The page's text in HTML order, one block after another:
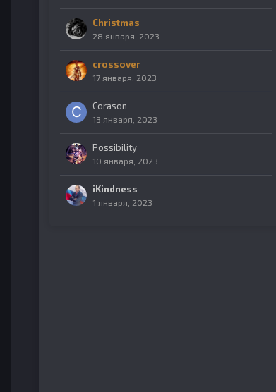
Christmas
28 января, 2023
crossover
17 января, 2023
Corason
13 января, 2023
Possibility
10 января, 2023
iKindness
1 января, 2023